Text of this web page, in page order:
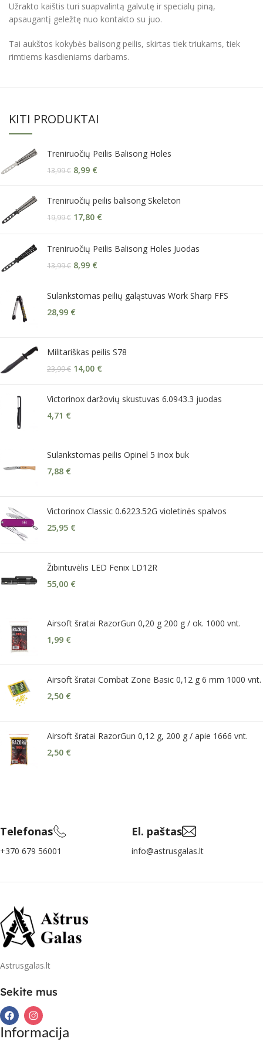
Užrakto kaištis turi suapvalintą galvutę ir specialų piną,
apsaugantį geležtę nuo kontakto su juo.
Tai aukštos kokybės balisong peilis, skirtas tiek triukams, tiek
rimtiems kasdieniams darbams.
KITI PRODUKTAI
Treniruočių Peilis Balisong Holes
13,99€ 8,99 €
Treniruočių peilis balisong Skeleton
19,99€ 17,80 €
Treniruočių Peilis Balisong Holes Juodas
13,99€ 8,99 €
Sulankstomas peilių galąstuvas Work Sharp FFS
28,99 €
Militariškas peilis S78
23,99€ 14,00 €
Victorinox daržovių skustuvas 6.0943.3 juodas
4,71 €
Sulankstomas peilis Opinel 5 inox buk
7,88 €
Victorinox Classic 0.6223.52G violetinės spalvos
25,95 €
Žibintuvėlis LED Fenix LD12R
55,00 €
Airsoft šratai RazorGun 0,20 g 200 g / ok. 1000 vnt.
1,99 €
Airsoft šratai Combat Zone Basic 0,12 g 6 mm 1000 vnt.
2,50 €
Airsoft šratai RazorGun 0,12 g, 200 g / apie 1666 vnt.
2,50 €
Telefonas
+370 679 56001
El. paštas
info@astrusgalas.lt
Astrusgalas.lt
Sekite mus
Informacija